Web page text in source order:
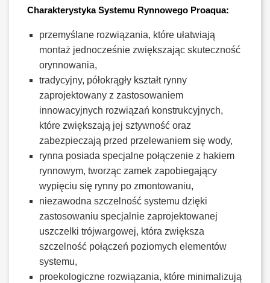
Charakterystyka Systemu Rynnowego Proaqua:
przemyślane rozwiązania, które ułatwiają
montaż jednocześnie zwiększając skuteczność
orynnowania,
tradycyjny, półokrągły kształt rynny
zaprojektowany z zastosowaniem
innowacyjnych rozwiązań konstrukcyjnych,
które zwiększają jej sztywność oraz
zabezpieczają przed przelewaniem się wody,
rynna posiada specjalne połączenie z hakiem
rynnowym, tworząc zamek zapobiegający
wypięciu się rynny po zmontowaniu,
niezawodna szczelność systemu dzięki
zastosowaniu specjalnie zaprojektowanej
uszczelki trójwargowej, która zwiększa
szczelność połączeń poziomych elementów
systemu,
proekologiczne rozwiązania, które minimalizują